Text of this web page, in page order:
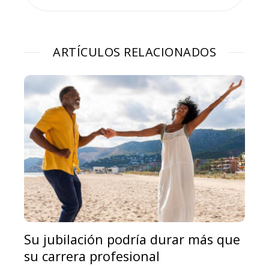
ARTÍCULOS RELACIONADOS
Su jubilación podría durar más que
su carrera profesional